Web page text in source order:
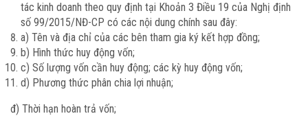
tác kinh doanh theo quy định tại Khoản 3 Điều 19 của Nghị định
số 99/2015/NĐ-CP có các nội dung chính sau đây:
a) Tên và địa chỉ của các bên tham gia ký kết hợp đồng;
b) Hình thức huy động vốn;
c) Số lượng vốn cần huy động; các kỳ huy động vốn;
d) Phương thức phân chia lợi nhuận;
đ) Thời hạn hoàn trả vốn;